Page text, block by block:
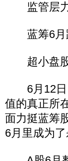
监管层力
蓝筹6月
超小盘
6月12日
值的真正所
面力挺蓝筹
6月里成为了